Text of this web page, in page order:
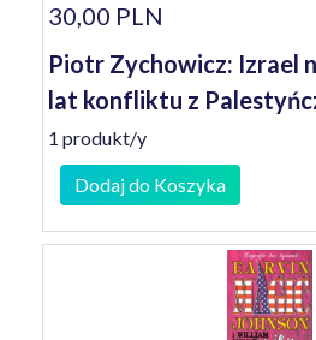
30,00 PLN
Piotr Zychowicz: Izrael
lat konfliktu z
1 produkt/y
Dodaj do Koszyka